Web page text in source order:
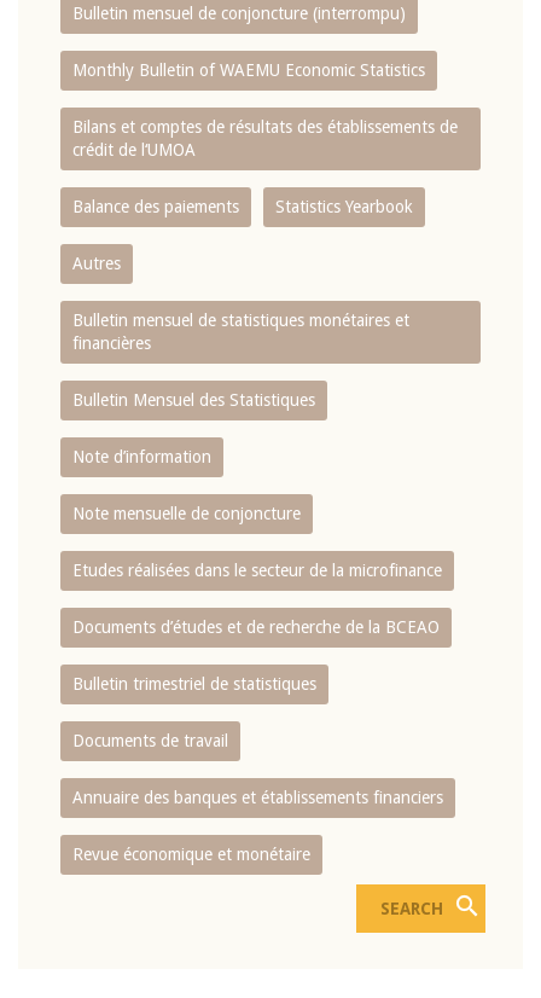
Bulletin mensuel de conjoncture (interrompu)
Monthly Bulletin of WAEMU Economic Statistics
Bilans et comptes de résultats des établissements de
crédit de l‘UMOA
Balance des paiements Statistics Yearbook
Autres
Bulletin mensuel de statistiques monétaires et
financières
Bulletin Mensuel des Statistiques
Note d’information
Note mensuelle de conjoncture
Etudes réalisées dans le secteur de la microfinance
Documents d’études et de recherche de la BCEAO
Bulletin trimestriel de statistiques
Documents de travail
Annuaire des banques et établissements financiers
Revue économique et monétaire